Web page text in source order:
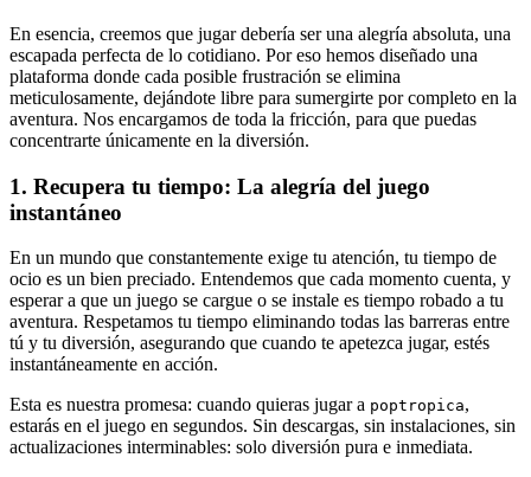
En esencia, creemos que jugar debería ser una alegría absoluta, una
escapada perfecta de lo cotidiano. Por eso hemos diseñado una
plataforma donde cada posible frustración se elimina
meticulosamente, dejándote libre para sumergirte por completo en la
aventura. Nos encargamos de toda la fricción, para que puedas
concentrarte únicamente en la diversión.
1. Recupera tu tiempo: La alegría del juego
instantáneo
En un mundo que constantemente exige tu atención, tu tiempo de
ocio es un bien preciado. Entendemos que cada momento cuenta, y
esperar a que un juego se cargue o se instale es tiempo robado a tu
aventura. Respetamos tu tiempo eliminando todas las barreras entre
tú y tu diversión, asegurando que cuando te apetezca jugar, estés
instantáneamente en acción.
Esta es nuestra promesa: cuando quieras jugar a poptropica,
estarás en el juego en segundos. Sin descargas, sin instalaciones, sin
actualizaciones interminables: solo diversión pura e inmediata.